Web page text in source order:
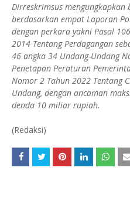
Dirreskrimsus
berdasarkan empat Laporan
dengan perkara yakni Pasal
2014 Tentang Perdagangan
46 angka 34 Undang-Undang
Penetapan Peraturan
Nomor 2 Tahun 2022 Tentang
Undang, dengan ancaman
denda 10 miliar rupiah.
(Redaksi)